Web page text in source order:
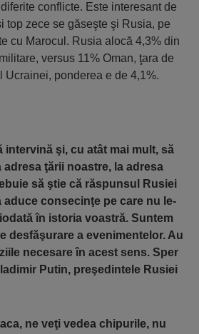
conflicte. Este interesant de
top zece se găseşte şi Rusia, pe
cu Marocul. Rusia alocă 4,3% din
versus 11% Oman, ţara de
Ucrainei, ponderea e de 4,1%.
intervină şi, cu atât mai mult, să
adresa ţării noastre, la adresa
să ştie că răspunsul Rusiei
aduce consecinţe pe care nu le-
ă în istoria voastră. Suntem
desfăşurare a evenimentelor. Au
necesare în acest sens. Sper
Putin, preşedintele Rusiei
ne veţi vedea chipurile, nu